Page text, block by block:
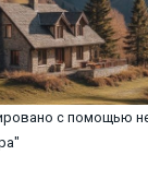
с помощью